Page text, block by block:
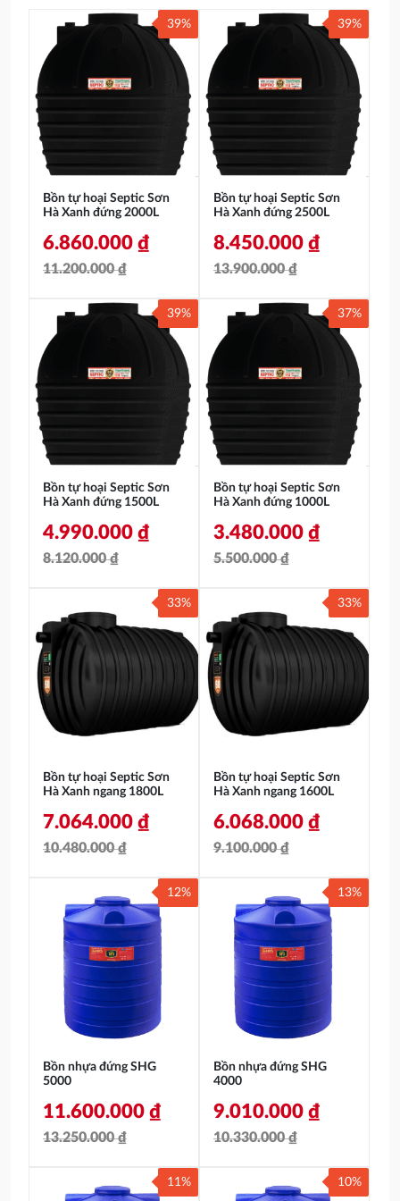
Bồn tự hoại Septic Sơn
Hà Xanh đứng 2000L
11.200.000₫
gốc
là:
11.200.000 ₫.
6.860.000 ₫
hiện
tại
là:
6.860.000 ₫.
39%
Bồn tự hoại Septic Sơn
Hà Xanh đứng 2500L
13.900.000₫
gốc
là:
13.900.000 ₫.
8.450.000 ₫
hiện
tại
là:
8.450.000 ₫.
39%
Bồn tự hoại Septic Sơn
Hà Xanh đứng 1500L
8.120.000₫
gốc
là:
8.120.000 ₫.
4.990.000 ₫
hiện
tại
là:
4.990.000 ₫.
39%
Bồn tự hoại Septic Sơn
Hà Xanh đứng 1000L
5.500.000₫
gốc
là:
5.500.000 ₫.
3.480.000 ₫
hiện
tại
là:
3.480.000 ₫.
37%
Bồn tự hoại Septic Sơn
Hà Xanh ngang 1800L
10.480.000₫
gốc
10.480.000 ₫.
7.064.000 ₫
hiện
tại
7.064.000 ₫.
33%
Bồn tự hoại Septic Sơn
Hà Xanh ngang 1600L
9.100.000₫
gốc
9.100.000 ₫.
6.068.000 ₫
hiện
tại
6.068.000 ₫.
33%
Bồn nhựa đứng SHG
5000
13.250.000₫
gốc
11.600.000 ₫
hiện
12%
Bồn nhựa đứng SHG
4000
10.330.000₫
gốc
9.010.000 ₫
hiện
13%
11% 10%